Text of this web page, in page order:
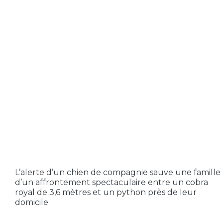
L’alerte d’un chien de compagnie sauve une famille
d’un affrontement spectaculaire entre un cobra
royal de 3,6 mètres et un python près de leur
domicile